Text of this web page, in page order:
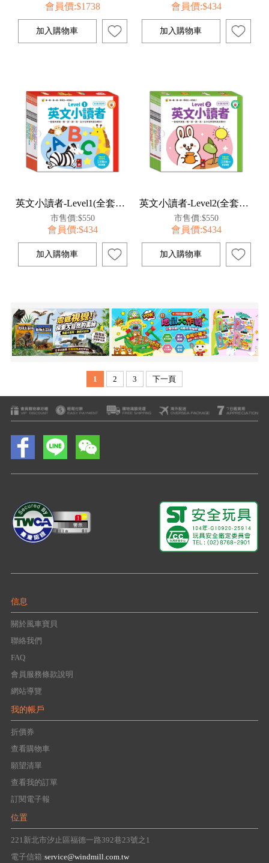
會員價:$1738 會員價:$434
英文小讀者-Level1(全套10冊)
市售價:$550
會員價:$434
英文小讀者-Level2(全套10冊)
市售價:$550
會員價:$434
1 2 3 下一頁
信息
關於風車寶貝
聯絡我們
FAQ
會員服務條款說明
網站導覽
我的帳戶
折價券
查看購物車
願望清單
查看我的訂單
訂閱電子報
位置
221新北市汐止區福德一路392巷23號之1
電子信箱:service@windmill.com.tw